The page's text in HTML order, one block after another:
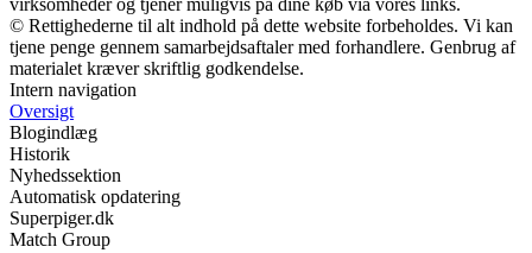
© Rettighederne til alt indhold på dette website forbeholdes. Vi kan
tjene penge gennem samarbejdsaftaler med forhandlere. Genbrug af
materialet kræver skriftlig godkendelse.
Intern navigation
Oversigt
Blogindlæg
Historik
Nyhedssektion
Automatisk opdatering
Superpiger.dk
Match Group